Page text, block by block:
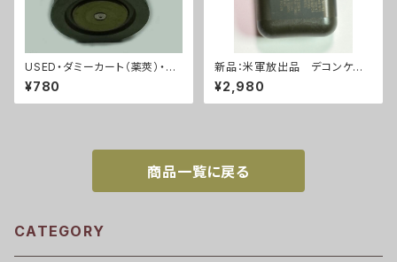
USED・ダミーカート（薬莢）・40
mmグレネードランチャー・ベル
トリングなし(A0072)
¥780
新品：米軍放出品 デコンケー
ス 除菌キットケース (A290)
¥2,980
商品一覧に戻る
CATEGORY